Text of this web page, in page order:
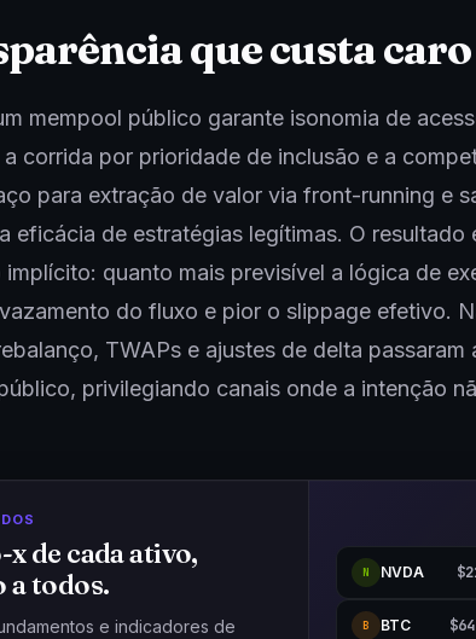
que custa caro
mempool público garante isonomia de
a corrida por prioridade de inclusão e a
para extração de valor via front-running e
eficácia de estratégias legítimas. O resultado
quanto mais previsível a lógica de
do fluxo e pior o slippage efetivo.
TWAPs e ajustes de delta passaram
privilegiando canais onde a intenção
x de cada ativo,
a todos.
e indicadores de
N NVDA
B BTC